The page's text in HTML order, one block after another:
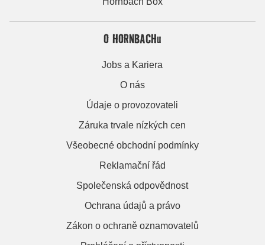
O HORNBACHu
Jobs a Kariera
O nás
Údaje o provozovateli
Záruka trvale nízkých cen
Všeobecné obchodní podmínky
Reklamační řád
Společenská odpovědnost
Ochrana údajů a právo
Zákon o ochraně oznamovatelů